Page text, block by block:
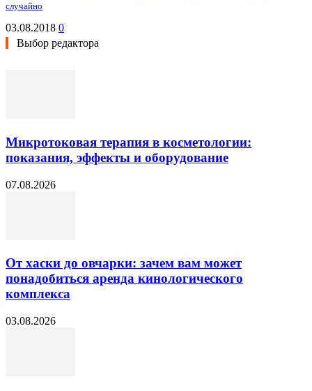
случайно
03.08.2018 0
Выбор редактора
Микротоковая терапия в косметологии:
показания, эффекты и оборудование
07.08.2026
От хаски до овчарки: зачем вам может
понадобиться аренда кинологического
комплекса
03.08.2026